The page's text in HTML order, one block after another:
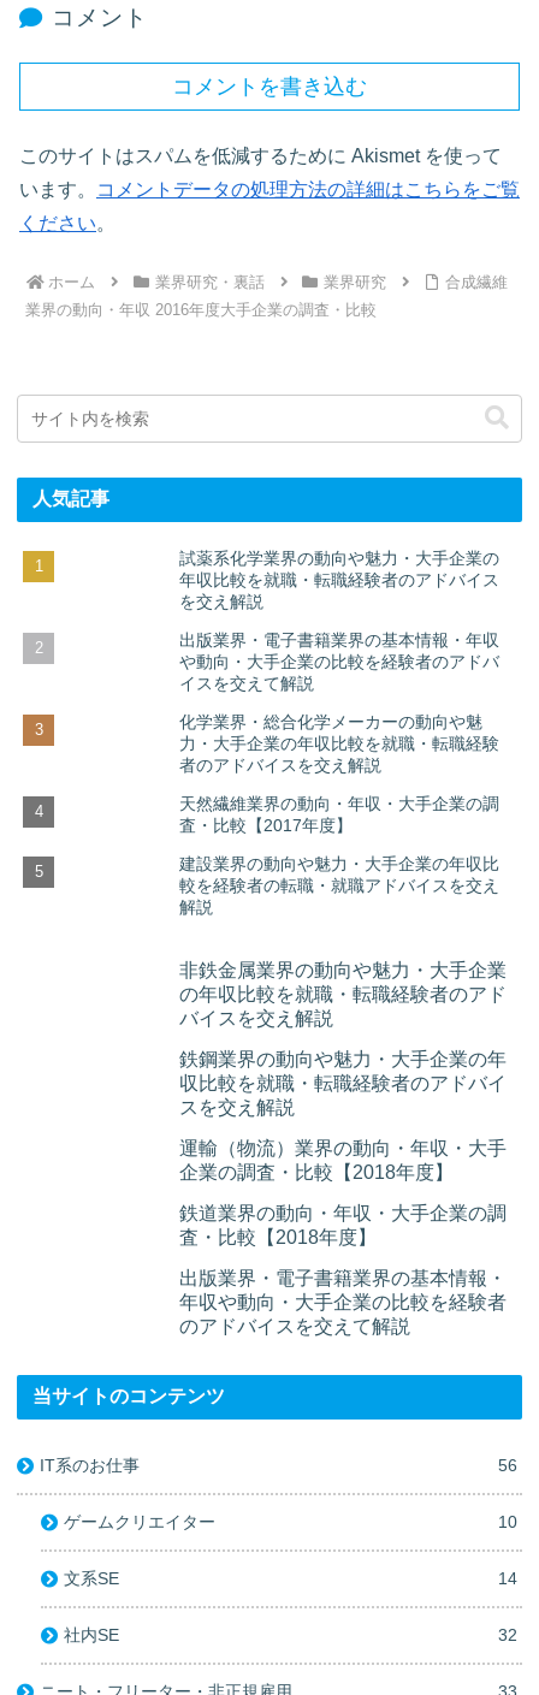
コメント
コメントを書き込む
このサイトはスパムを低減するために Akismet を使って
います。
コメントデータの処理方法の詳細はこちらをご覧
ください。
ホーム 業界研究・裏話 業界研究
合成繊維
業界の動向・年収 2016年度大手企業の調査・比較
人気記事
試薬系化学業界の動向や魅力・大手企業の
年収比較を就職・転職経験者のアドバイス
を交え解説
出版業界・電子書籍業界の基本情報・年収
や動向・大手企業の比較を経験者のアドバ
イスを交えて解説
化学業界・総合化学メーカーの動向や魅
力・大手企業の年収比較を就職・転職経験
者のアドバイスを交え解説
天然繊維業界の動向・年収・大手企業の調
査・比較【2017年度】
建設業界の動向や魅力・大手企業の年収比
較を経験者の転職・就職アドバイスを交え
解説
非鉄金属業界の動向や魅力・大手企業
の年収比較を就職・転職経験者のアド
バイスを交え解説
鉄鋼業界の動向や魅力・大手企業の年
収比較を就職・転職経験者のアドバイ
スを交え解説
運輸（物流）業界の動向・年収・大手
企業の調査・比較【2018年度】
鉄道業界の動向・年収・大手企業の調
査・比較【2018年度】
出版業界・電子書籍業界の基本情報・
年収や動向・大手企業の比較を経験者
のアドバイスを交えて解説
当サイトのコンテンツ
IT系のお仕事 56
ゲームクリエイター 10
文系SE 14
社内SE 32